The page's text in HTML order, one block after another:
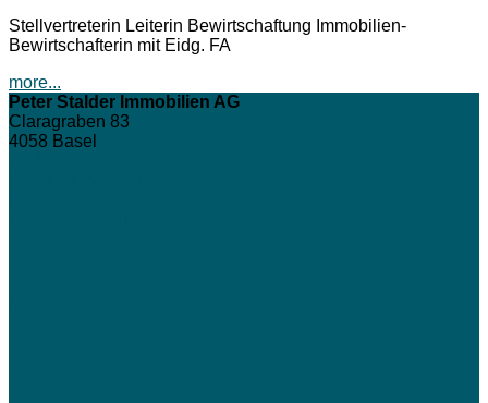
Stellvertreterin Leiterin Bewirtschaftung Immobilien-
Bewirtschafterin mit Eidg. FA
more...
Peter Stalder Immobilien AG
Claragraben 83
4058 Basel